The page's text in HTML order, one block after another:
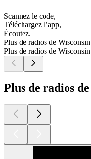
Scannez le code,
Téléchargez l’app,
Écoutez.
Plus de radios de Wisconsin
Plus de radios de Wisconsin
Plus de radios